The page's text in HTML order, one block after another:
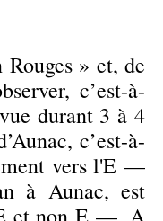
» et, de
c’est-à-
durant 3 à 4
c’est-à-
vers l'E —
à Aunac, est